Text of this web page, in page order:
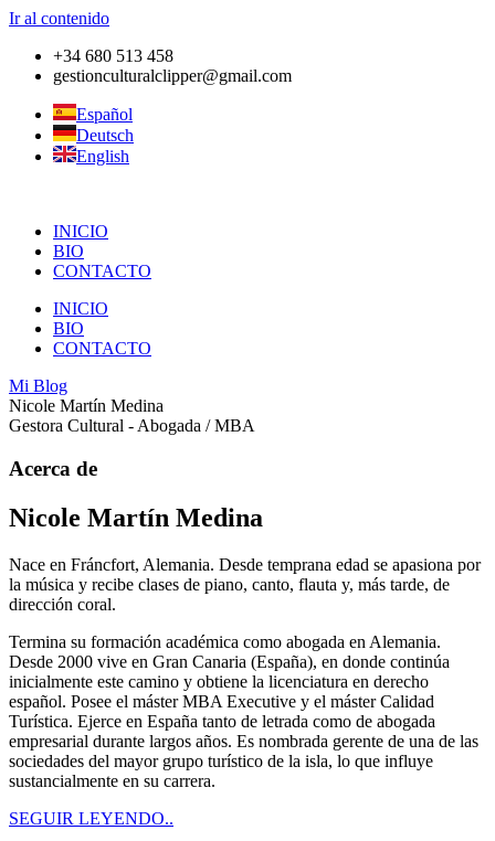
Ir al contenido
+34 680 513 458
gestionculturalclipper@gmail.com
Español
Deutsch
English
INICIO
BIO
CONTACTO
INICIO
BIO
CONTACTO
Mi Blog
Nicole Martín Medina
Gestora Cultural - Abogada / MBA
Acerca de
Nicole Martín Medina
Nace en Fráncfort, Alemania. Desde temprana edad se apasiona por
la música y recibe clases de piano, canto, flauta y, más tarde, de
dirección coral.
Termina su formación académica como abogada en Alemania.
Desde 2000 vive en Gran Canaria (España), en donde continúa
inicialmente este camino y obtiene la licenciatura en derecho
español. Posee el máster MBA Executive y el máster Calidad
Turística. Ejerce en España tanto de letrada como de abogada
empresarial durante largos años. Es nombrada gerente de una de las
sociedades del mayor grupo turístico de la isla, lo que influye
sustancialmente en su carrera.
SEGUIR LEYENDO..